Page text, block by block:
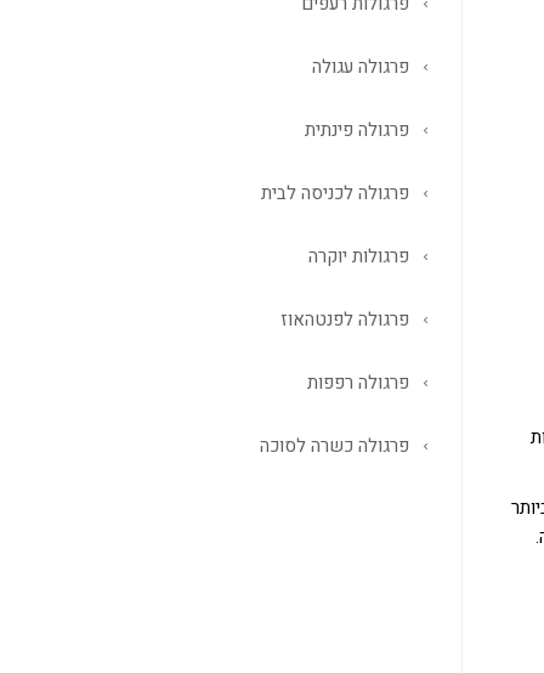
פרגולה עגולה
פרגולה פינתית
פרגולה לכניסה לבית
פרגולות יוקרה
פרגולה לפנטהאוז
פרגולה רפפות
פרגולה כשרה לסוכה